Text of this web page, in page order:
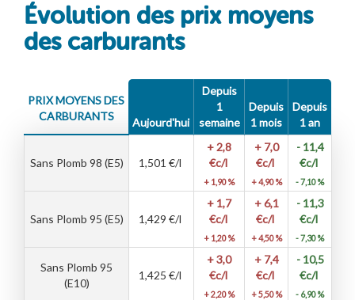
Évolution des prix moyens
des carburants
PRIX MOYENS DES
CARBURANTS
Aujourd'hui
Depuis
1
semaine
Depuis
1 mois
Depuis
1 an
Sans Plomb 98 (E5) 1,501 €/l
+ 2,8
€c/l
+ 1,90 %
+ 7,0
€c/l
+ 4,90 %
- 11,4
€c/l
- 7,10 %
Sans Plomb 95 (E5) 1,429 €/l
+ 1,7
€c/l
+ 1,20 %
+ 6,1
€c/l
+ 4,50 %
- 11,3
€c/l
- 7,30 %
Sans Plomb 95
(E10)
1,425 €/l
+ 3,0
€c/l
+ 2,20 %
+ 7,4
€c/l
+ 5,50 %
- 10,5
€c/l
- 6,90 %